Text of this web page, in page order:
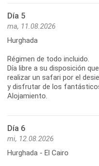
Día 5
ma, 11.08.2026
Hurghada
Régimen de todo incluido.
Día libre a su disposición
realizar un safari por el
y disfrutar de los
Alojamiento.
Día 6
mi, 12.08.2026
Hurghada - El Cairo